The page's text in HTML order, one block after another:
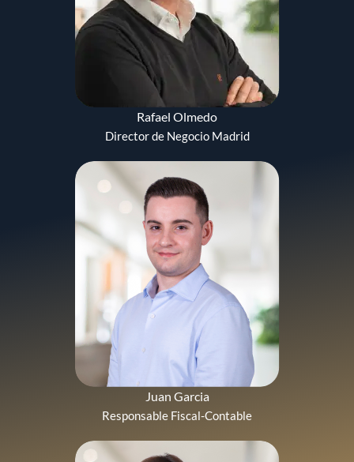
Rafael Olmedo
Director de Negocio Madrid
Juan Garcia
Responsable Fiscal-Contable